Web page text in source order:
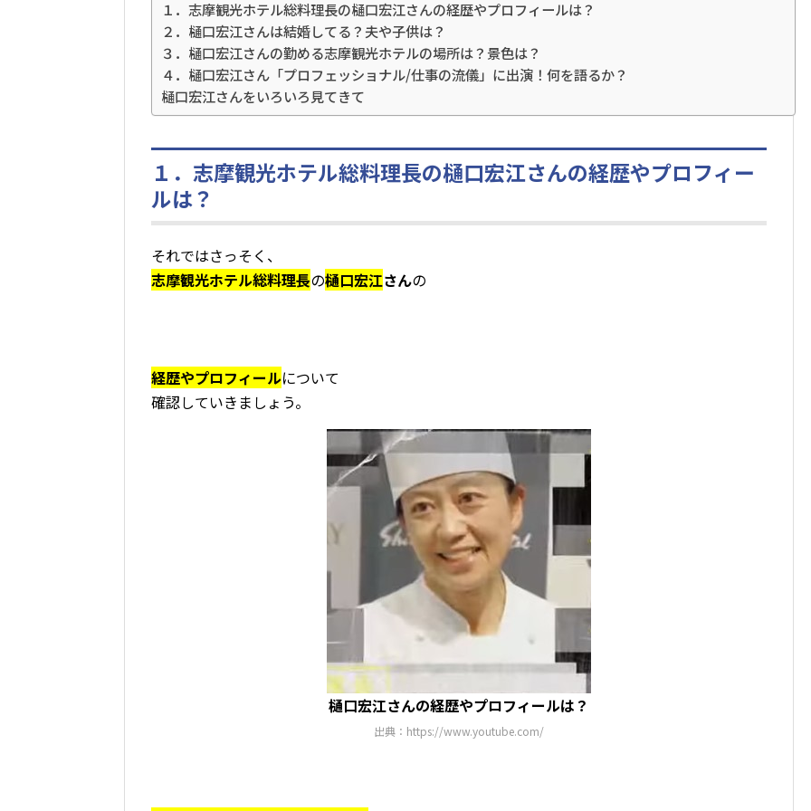
１．志摩観光ホテル総料理長の樋口宏江さんの経歴やプロフィールは？
２．樋口宏江さんは結婚してる？夫や子供は？
３．樋口宏江さんの勤める志摩観光ホテルの場所は？景色は？
４．樋口宏江さん「プロフェッショナル/仕事の流儀」に出演！何を語るか？
樋口宏江さんをいろいろ見てきて
１．志摩観光ホテル総料理長の樋口宏江さんの経歴やプロフィー
ルは？
それではさっそく、
志摩観光ホテル総料理長の樋口宏江さんの
経歴やプロフィールについて
確認していきましょう。
樋口宏江さんの経歴やプロフィールは？
出典：https://www.youtube.com/